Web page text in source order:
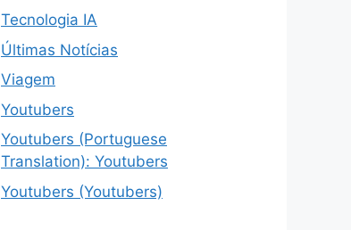
Tecnologia IA
Últimas Notícias
Viagem
Youtubers
Youtubers (Portuguese
Translation): Youtubers
Youtubers (Youtubers)